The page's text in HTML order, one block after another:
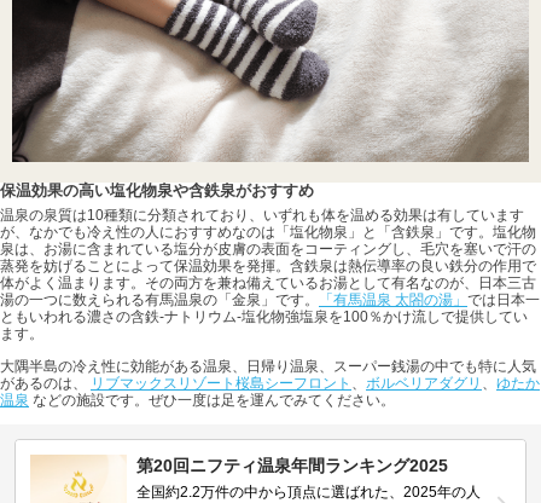
保温効果の高い塩化物泉や含鉄泉がおすすめ
温泉の泉質は10種類に分類されており、いずれも体を温める効果は有しています
が、なかでも冷え性の人におすすめなのは「塩化物泉」と「含鉄泉」です。塩化物
泉は、お湯に含まれている塩分が皮膚の表面をコーティングし、毛穴を塞いで汗の
蒸発を妨げることによって保温効果を発揮。含鉄泉は熱伝導率の良い鉄分の作用で
体がよく温まります。その両方を兼ね備えているお湯として有名なのが、日本三古
湯の一つに数えられる有馬温泉の「金泉」です。
「有馬温泉 太閤の湯」 では日本一
ともいわれる濃さの含鉄-ナトリウム-塩化物強塩泉を100％かけ流しで提供してい
ます。
大隅半島の冷え性に効能がある温泉、日帰り温泉、スーパー銭湯の中でも特に人気
があるのは、
リブマックスリゾート桜島シーフロント 、 ボルベリアダグリ 、 ゆたか
温泉 などの施設です。ぜひ一度は足を運んでみてください。
第20回ニフティ温泉年間ランキング2025
全国約2.2万件の中から頂点に選ばれた、2025年の人